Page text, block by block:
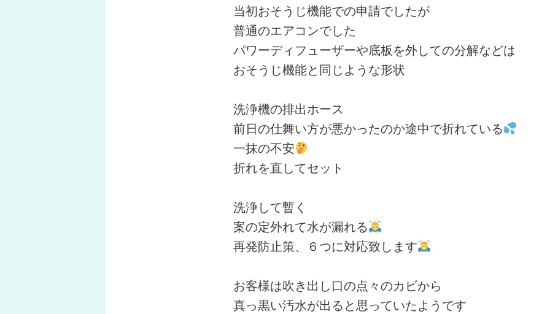
当初おそうじ機能での申請でしたが
普通のエアコンでした
パワーディフューザーや底板を外しての分解などは
おそうじ機能と同じような形状
洗浄機の排出ホース
前日の仕舞い方が悪かったのか途中で折れている
一抹の不安
折れを直してセット
洗浄して暫く
案の定外れて水が漏れる
再発防止策、６つに対応致します
お客様は吹き出し口の点々のカビから
真っ黒い汚水が出ると思っていたようです